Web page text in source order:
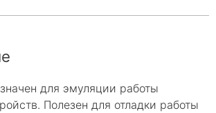
для эмуляции работы
Полезен для отладки работы